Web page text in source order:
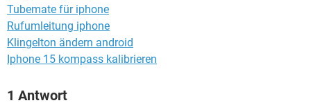
Tubemate für iphone
Rufumleitung iphone
Klingelton ändern android
Iphone 15 kompass kalibrieren
1 Antwort